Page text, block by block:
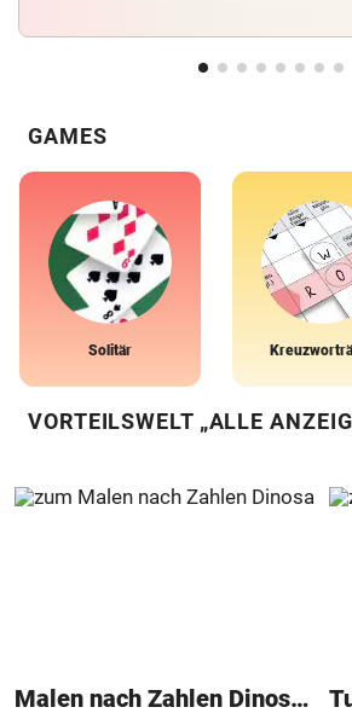
GAMES
Solitär
VORTEILSWELT „ALLE
Malen nach Zahlen Dinosaurier